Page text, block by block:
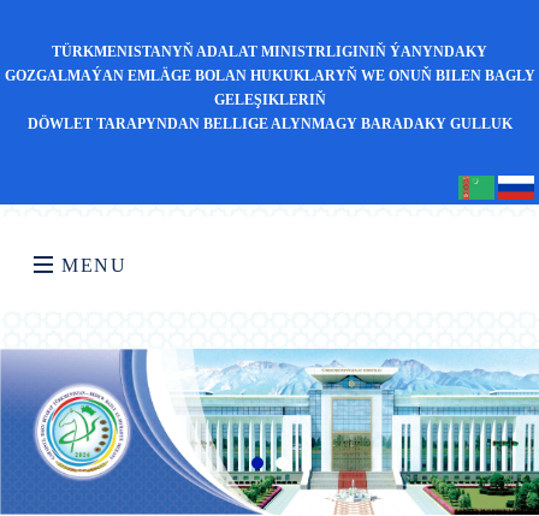
TÜRKMENISTANYŇ ADALAT MINISTRLIGINIŇ ÝANYNDAKY
GOZGALMAÝAN EMLÄGE BOLAN HUKUKLARYŇ WE ONUŇ BILEN BAGLY
GELEŞIKLERIŇ
DÖWLET TARAPYNDAN BELLIGE ALYNMAGY BARADAKY GULLUK
MENU